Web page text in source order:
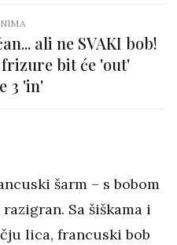
ali ne SVAKI bob!
frizure bit će 'out'
3 'in'
šarm – s bobom
Sa šiškama i
lica, francuski bob